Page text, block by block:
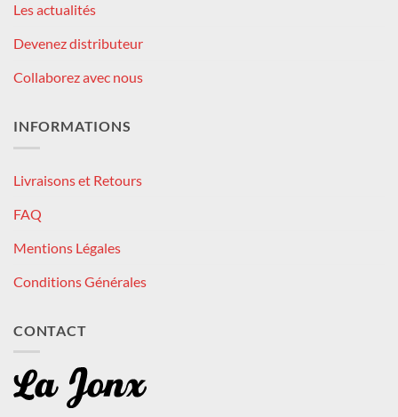
Les actualités
Devenez distributeur
Collaborez avec nous
INFORMATIONS
Livraisons et Retours
FAQ
Mentions Légales
Conditions Générales
CONTACT